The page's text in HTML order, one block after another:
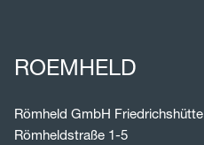
ROEMHELD
Römheld GmbH Friedrichshütte
Römheldstraße 1-5